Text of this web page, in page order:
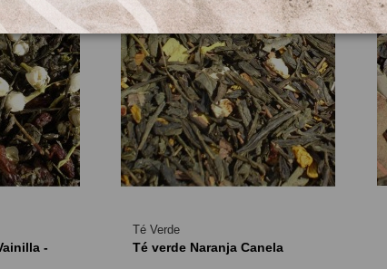
-
Té Verde
Té verde Naranja Canela